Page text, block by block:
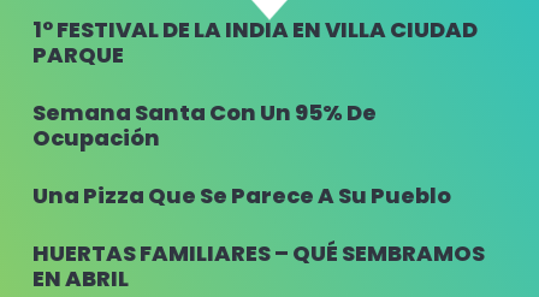
1° FESTIVAL DE LA INDIA EN VILLA CIUDAD
PARQUE
Semana Santa Con Un 95% De
Ocupación
Una Pizza Que Se Parece A Su Pueblo
HUERTAS FAMILIARES – QUÉ SEMBRAMOS
EN ABRIL